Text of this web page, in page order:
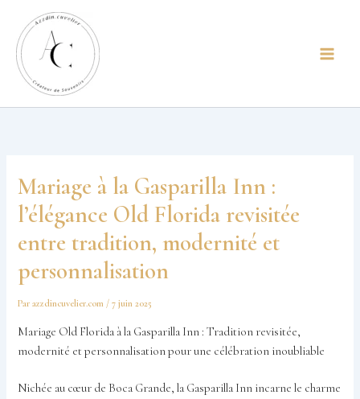
principal
contenu
Mariage à la Gasparilla Inn :
l’élégance Old Florida revisitée
entre tradition, modernité et
personnalisation
Parazzdincuvelier.com /7 juin 2025
Mariage Old Florida à la Gasparilla Inn : Tradition revisitée,
modernité et personnalisation pour une célébration inoubliable
Nichée au cœur de Boca Grande, la Gasparilla Inn incarne le charme